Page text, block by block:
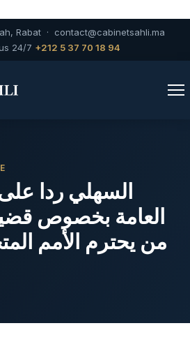
Rabat · contact@cabinetsahli.ma
24/7 +212 5 37 70 18 94
السهلي ردا على
العامة بخصوص
من يحترم الأمم